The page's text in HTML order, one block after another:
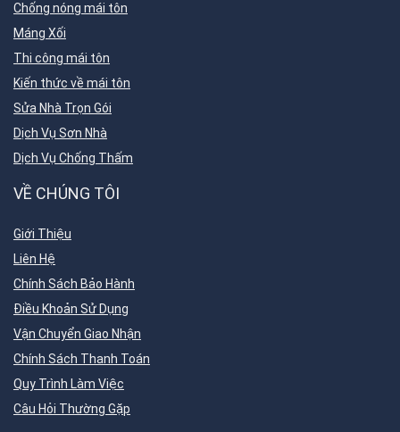
Chống nóng mái tôn
Máng Xối
Thi công mái tôn
Kiến thức về mái tôn
Sửa Nhà Trọn Gói
Dịch Vụ Sơn Nhà
Dịch Vụ Chống Thấm
VỀ CHÚNG TÔI
Giới Thiệu
Liên Hệ
Chính Sách Bảo Hành
Điều Khoản Sử Dụng
Vận Chuyển Giao Nhận
Chính Sách Thanh Toán
Quy Trình Làm Việc
Câu Hỏi Thường Gặp